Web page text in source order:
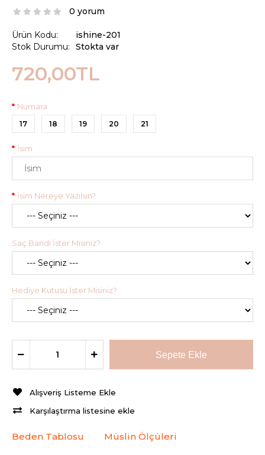
0 yorum
Ürün Kodu:
Stok Durumu:
ishine-201
Stokta var
720,00TL
Numara
17 18 19 20 21
İsim
İsim Nereye Yazılsın?
Saç Bandı İster Misiniz?
Hediye Kutusu İster Misiniz?
Alışveriş Listeme Ekle
Karşılaştırma listesine ekle
Beden Tablosu Müslin Ölçüleri